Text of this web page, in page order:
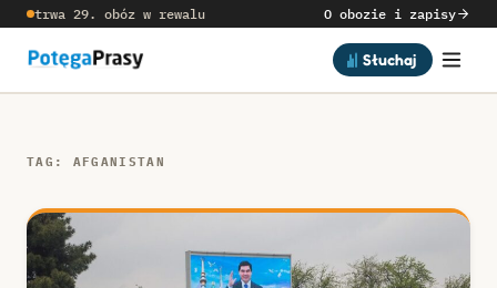
trwa 29. obóz w rewalu O obozie i zapisy
Słuchaj
TAG: AFGANISTAN